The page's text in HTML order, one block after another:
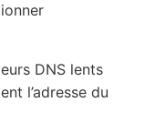
DNS lents
l’adresse du